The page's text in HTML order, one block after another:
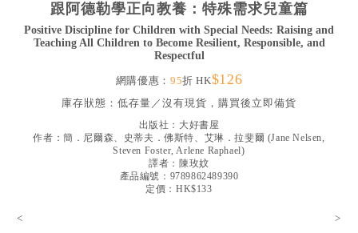
社會／倫理
哲學／宗教比較
文藝／勵志
精選影音
跟阿德勒學正向教養：特殊需求兒童篇
Positive Discipline for Children with Special Needs: Raising and
Teaching All Children to Become Resilient, Responsible, and
Respectful
網購優惠： 95折 HK$126
庫存狀態： 低存量／沒有現貨，購買後立即備貨
出版社： 大好書屋
作者：簡．尼爾森、史蒂夫．佛斯特、艾琳．拉斐爾 (Jane Nelsen,
Steven Foster, Arlene Raphael)
譯者： 陳玫妏
產品編號：9789862489390
定價：HK$133
< >